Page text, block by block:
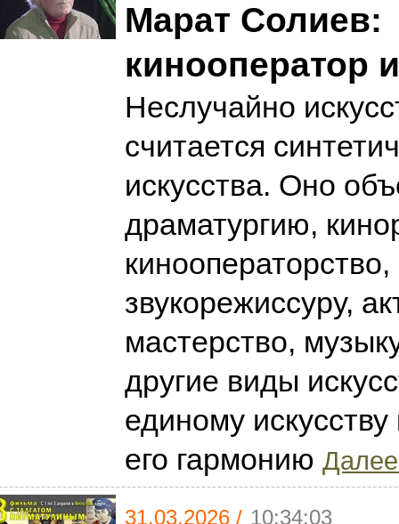
Марат Солиев:
кинооператор
Неслучайно
считается
искусства. Оно
драматургию,
кинооператорство,
звукорежиссуру,
мастерство,
другие виды
единому
его гармонию
31.03.2026 / 10:34:03